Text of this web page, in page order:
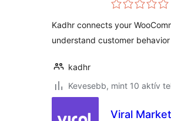
Kadhr connects your
understand customer
kadhr
Kevesebb, mint 10 aktív
Viral